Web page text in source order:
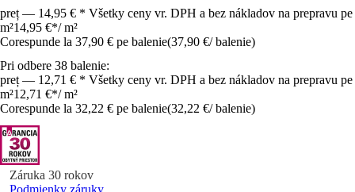
preț — 14,95 € * Všetky ceny vr. DPH a bez nákladov na prepravu pe
m²14,95 €*/ m²
Corespunde la 37,90 € pe balenie(37,90 €/ balenie)
Pri odbere 38 balenie:
preț — 12,71 € * Všetky ceny vr. DPH a bez nákladov na prepravu pe
m²12,71 €*/ m²
Corespunde la 32,22 € pe balenie(32,22 €/ balenie)
Záruka 30 rokov
Podmienky záruky